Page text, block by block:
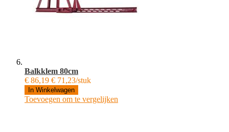
Balkklem 80cm
€ 86,19 € 71,23/stuk
In Winkelwagen
Toevoegen om te vergelijken